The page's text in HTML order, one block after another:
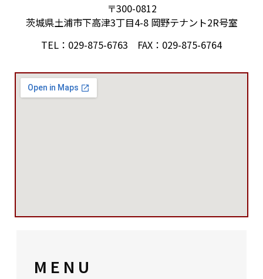
〒300-0812
茨城県土浦市下高津3丁目4-8 岡野テナント2R号室
TEL：029-875-6763 FAX：029-875-6764
MENU